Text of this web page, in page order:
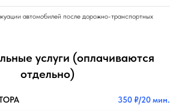
автомобилей после дорожно-транспортных
услуги (оплачиваются
отдельно)
350 ₽/20 мин.